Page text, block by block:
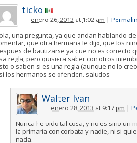
ticko
enero 26, 2013 at 1:02 am |
una pregunta, ya que andan hablando
que otra hermana le dijo, que los
de bautizarse ya que no es correcto
regla, pero quisiera saber con otros
o saben si es una regla (aunque no lo
los hermanos se ofenden. saludos
Walter Ivan
enero 28, 2013 at 9:17 pm |
Nunca he oido tal cosa, y no es sino un
la primaria con corbata y nadie, ni si
nada.